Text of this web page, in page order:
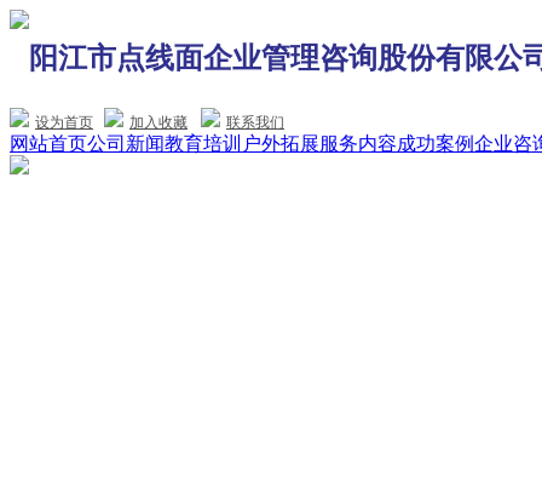
阳江市点线面企业管理咨询股份有限公
设为首页 加入收藏 联系我们
网站首页公司新闻教育培训 户外拓展服务内容成功案例企业咨